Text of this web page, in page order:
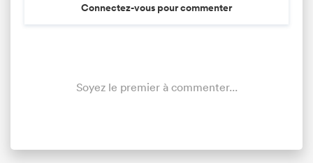
Connectez-vous pour commenter
Soyez le premier à commenter...